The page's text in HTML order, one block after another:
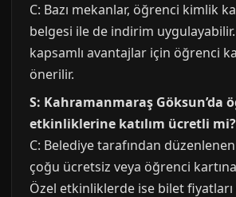
C: Bazı mekanlar, öğrenci kimlik
belgesi ile de indirim
kapsamlı avantajlar için öğrenci
önerilir.
S: Kahramanmaraş Göksun’da
etkinliklerine katılım ücretli mi?
C: Belediye tarafından
çoğu ücretsiz veya öğrenci
Özel etkinliklerde ise bilet